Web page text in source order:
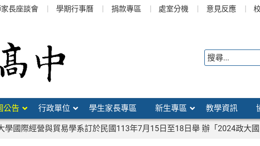
長座談會 學期行事曆 捐款專區 處室分機 意見反應
公告 行政單位 學生家長專區 新生專區 教學資訊
學國際經營與貿易學系訂於民國113年7月15日至18日舉 辦「2024政大